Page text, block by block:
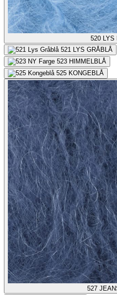
520 LYS
521 LYS GRÅBLÅ
523 HIMMELBLÅ
525 KONGEBLÅ
527